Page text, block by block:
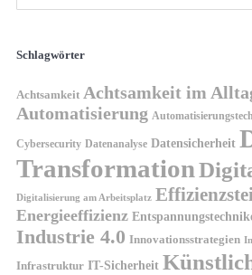
Schlagwörter
Achtsamkeit Achtsamkeit im
Automatisierung
Cybersecurity Datenanalyse Datensicherheit
Transformation
Digitalisierung am Arbeitsplatz
Energieeffizienz
Industrie 4.0 Innovationsstrategien
Infrastruktur IT-Sicherheit